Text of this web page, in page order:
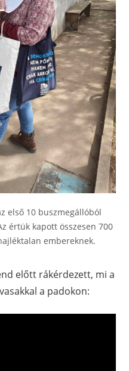
első 10 buszmegállóból
értük kapott összesen 700
embereknek.
előtt rákérdezett, mi a
a padokon: